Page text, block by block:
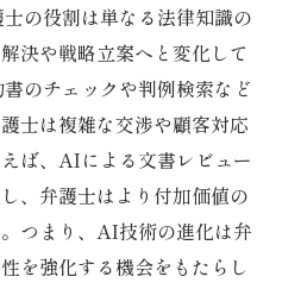
の役割は単なる法律知識の
決や戦略立案へと変化して
のチェックや判例検索など
士は複雑な交渉や顧客対応
ば、AIによる文書レビュー
、弁護士はより付加価値の
つまり、AI技術の進化は弁
を強化する機会をもたらし